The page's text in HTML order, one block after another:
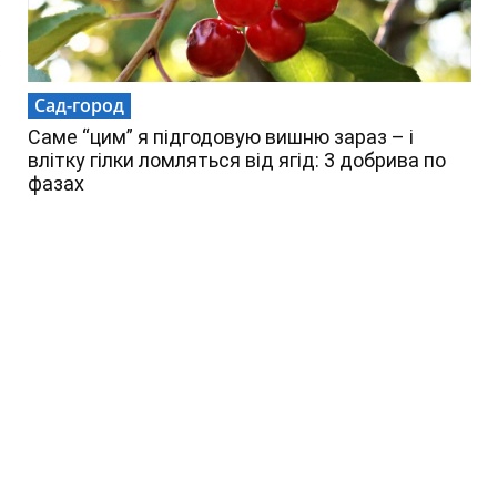
Сад-город
Саме “цим” я підгодовую вишню зараз – і
влітку гілки ломляться від ягід: 3 добрива по
фазах